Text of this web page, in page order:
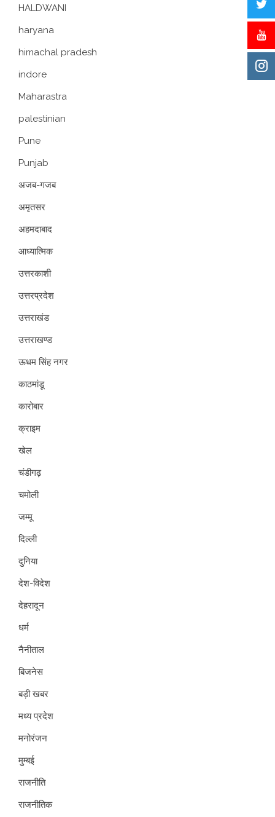
HALDWANI
haryana
himachal pradesh
indore
Maharastra
palestinian
Pune
Punjab
अजब-गजब
अमृतसर
अहमदाबाद
आध्यात्मिक
उत्तरकाशी
उत्तरप्रदेश
उत्तराखंड
उत्तराखण्ड
ऊधम सिंह नगर
काठमांडू
कारोबार
क्राइम
खेल
चंडीगढ़
चमोली
जम्मू
दिल्ली
दुनिया
देश-विदेश
देहरादून
धर्म
नैनीताल
बिजनेस
बड़ी खबर
मध्य प्रदेश
मनोरंजन
मुम्बई
राजनीति
राजनीतिक